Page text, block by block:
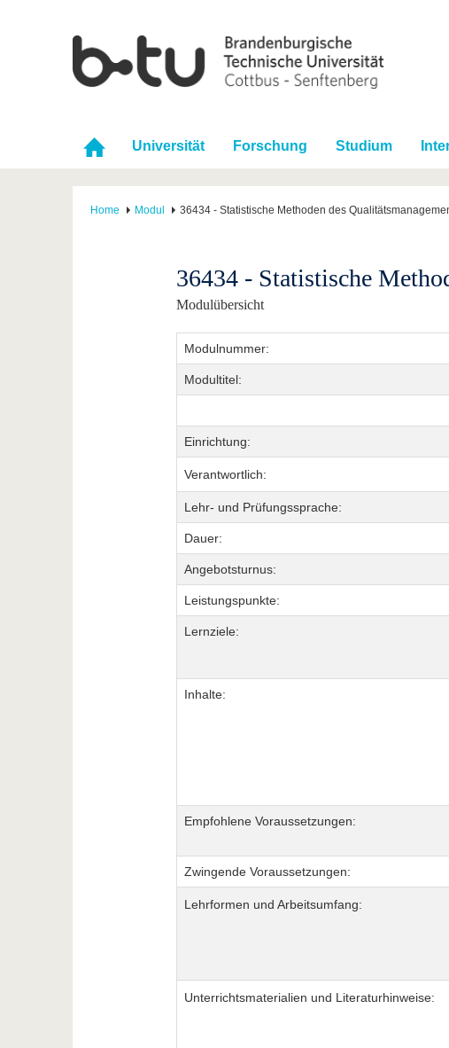
Universität Forschung Studium
Home Modul 36434 - Statistische Methoden des
36434 - Statistische
Modulübersicht
Modulnummer:
Modultitel:
Einrichtung:
Verantwortlich:
Lehr- und Prüfungssprache:
Dauer:
Angebotsturnus:
Leistungspunkte:
Lernziele:
Inhalte:
Empfohlene Voraussetzungen:
Zwingende Voraussetzungen:
Lehrformen und Arbeitsumfang:
Unterrichtsmaterialien und Literaturhinweise: